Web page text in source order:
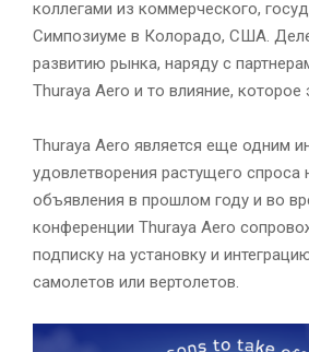
коллегами из коммерческого,
Симпозиуме в Колорадо, США.
развитию рынка, наряду с
Thuraya Aero и то влияние,
Thuraya Aero является еще одним
удовлетворения растущего
объявления в прошлом году и во
конференции Thuraya Aero
подписку на установку и
самолетов или вертолетов.